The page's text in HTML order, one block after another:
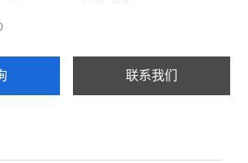
联系我们